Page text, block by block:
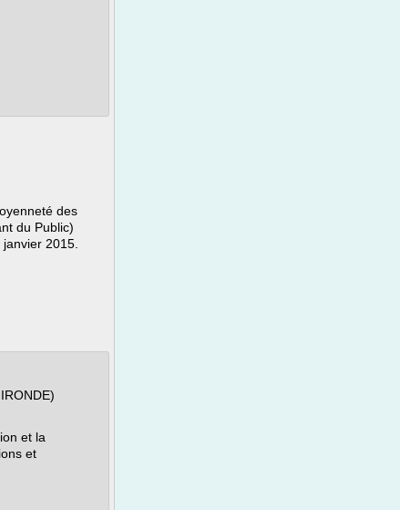
des
du Public)
2015.
et la
et